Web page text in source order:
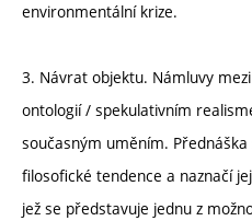
environmentální krize.
3. Návrat objektu. Námluvy
ontologií / spekulativním
současným uměním.
filosofické tendence a naznačí
jež se představuje jednu z